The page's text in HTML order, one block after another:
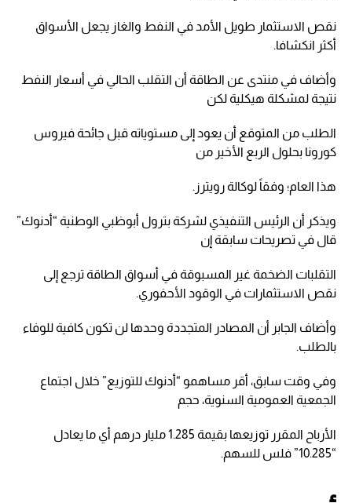
نقص الاستثمار طويل الأمد في النفط والغاز يجعل الأسواق
أكثر انكشافا.
وأضاف في منتدى عن الطاقة أن التقلب الحالي في أسعار النفط
نتيجة لمشكلة هيكلية لكن
الطلب من المتوقع أن يعود إلى مستوياته قبل جائحة فيروس
كورونا بحلول الربع الأخير من
هذا العام؛ وفقاً لوكالة رويترز.
ويذكر أن الرئيس التنفيذي لشركة بترول أبوظبي الوطنية “أدنوك”
قال في تصريحات سابقة إن
التقلبات الضخمة غير المسبوقة في أسواق الطاقة ترجع إلى
نقص الاستثمارات في الوقود الأحفوري.
وأضاف الجابر أن المصادر المتجددة وحدها لن تكون كافية للوفاء
بالطلب.
وفي وقت سابق، أقر مساهمو “أدنوك للتوزيع” خلال اجتماع
الجمعية العمومية السنوية، حجم
الأرباح المقرر توزيعها بقيمة 1.285 مليار درهم أي ما يعادل
“10.285” فلس للسهم.